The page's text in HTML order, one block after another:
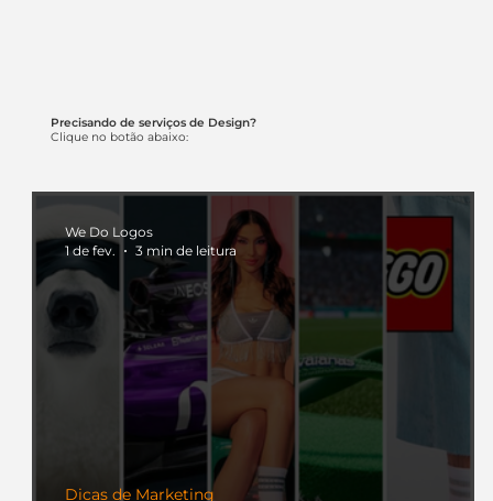
Precisando de serviços de Design?
Clique no botão abaixo:
Dicas de Marketing
We Do Logos
1 de fev.
3 min de leitura